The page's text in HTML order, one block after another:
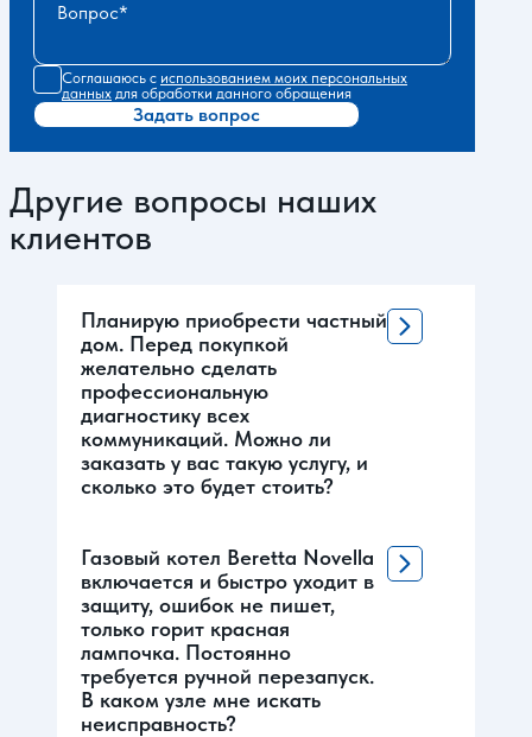
Вопрос
Соглашаюсь с использованием моих персональных
данных для обработки данного обращения
Задать вопрос
Другие вопросы наших
клиентов
Планирую приобрести частный
дом. Перед покупкой
желательно сделать
профессиональную
диагностику всех
коммуникаций. Можно ли
заказать у вас такую услугу, и
сколько это будет стоить?
Газовый котел Beretta Novella
включается и быстро уходит в
защиту, ошибок не пишет,
только горит красная
лампочка. Постоянно
требуется ручной перезапуск.
В каком узле мне искать
неисправность?